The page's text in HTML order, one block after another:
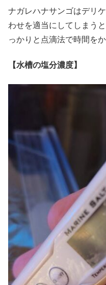
ナガレハナサンゴはデリ
わせを適当にしてしまう
っかりと点滴法で時間を
【水槽の塩分濃度】